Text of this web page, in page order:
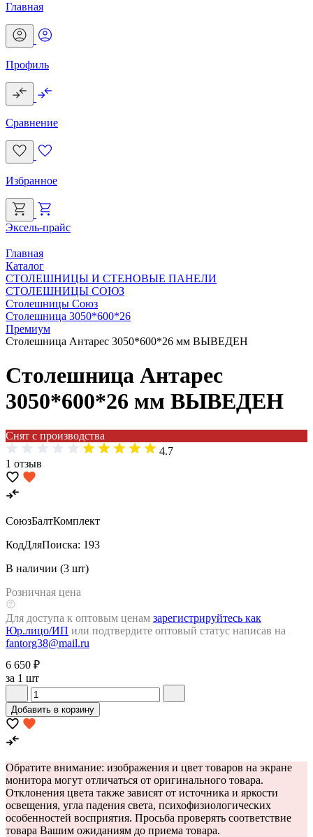
Главная
Профиль
Сравнение
Избранное
Эксель-прайс
Главная
Каталог
СТОЛЕШНИЦЫ И СТЕНОВЫЕ ПАНЕЛИ
СТОЛЕШНИЦЫ СОЮЗ
Столешницы Союз
Столешница 3050*600*26
Премиум
Столешница Антарес 3050*600*26 мм ВЫВЕДЕН
Столешница Антарес
3050*600*26 мм ВЫВЕДЕН
Снят с производства
4.7
1 отзыв
СоюзБалтКомплект
КодДляПоиска: 193
В наличии (3 шт)
Розничная цена
Для доступа к оптовым ценам зарегистрируйтесь как
Юр.лицо/ИП или подтвердите оптовый статус написав на
fantorg38@mail.ru
6 650 ₽
за 1 шт
Добавить в корзину
Обратите внимание: изображения и цвет товаров на экране
монитора могут отличаться от оригинального товара.
Отклонения цвета также зависят от источника и яркости
освещения, угла падения света, психофизиологических
особенностей восприятия. Просьба проверять соответствие
товара Вашим ожиданиям до приема товара.